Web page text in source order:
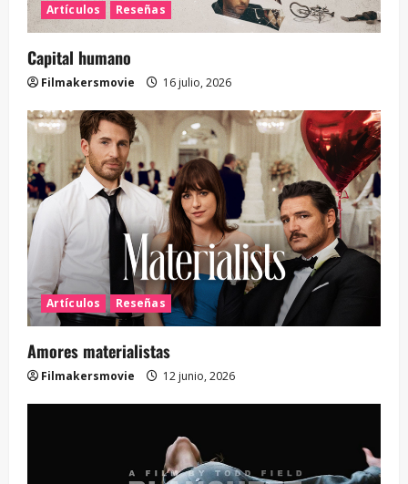
Artículos Reseñas
Capital humano
Filmakersmovie 16 julio, 2026
Artículos Reseñas
Amores materialistas
Filmakersmovie 12 junio, 2026